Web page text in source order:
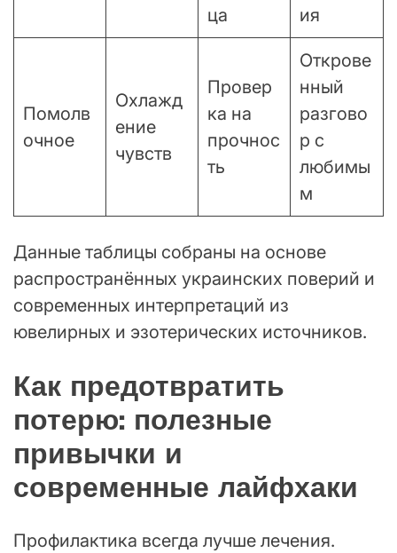
ца
ия
Помолв
очное
Охлажд
ение
чувств
Провер
ка на
прочнос
ть
Открове
нный
разгово
р с
любимы
м
Данные таблицы собраны на основе
распространённых украинских поверий и
современных интерпретаций из
ювелирных и эзотерических источников.
Как предотвратить
потерю: полезные
привычки и
современные лайфхаки
Профилактика всегда лучше лечения.